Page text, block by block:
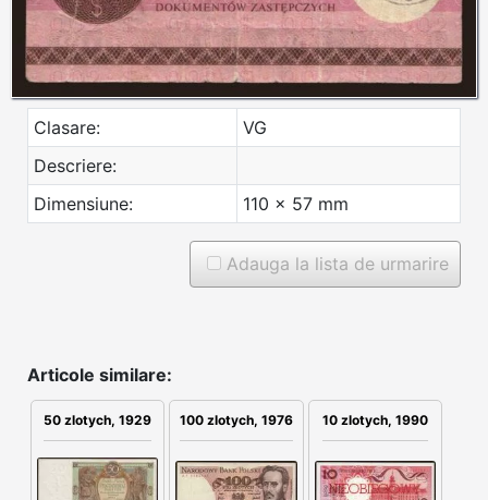
Clasare:
VG
Descriere:
Dimensiune:
110 x 57 mm
Adauga la lista de urmarire
Articole similare:
50 zlotych, 1929 100 zlotych, 1976 10 zlotych, 1990